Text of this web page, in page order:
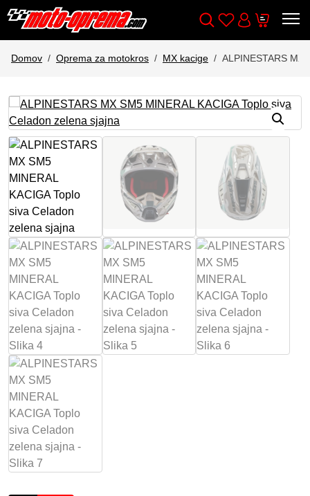
Wishlist
Cart
Domov Oprema za motokros MX kacige ALPINESTARS MX